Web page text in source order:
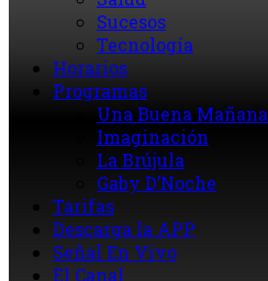
Sucesos
Tecnología
Horarios
Programas
Una Buena Mañana
Imaginación
La Brújula
Gaby D’Noche
Tarifas
Descarga la APP
Señal En Vivo
El Canal